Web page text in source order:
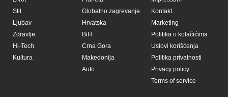
Stil
Ljubav
Zdravlje
Hi-Tech
Kultura
Globalno zagrevanje
Hrvatska
BiH
Crna Gora
Makedonija
Auto
Kontakt
Marketing
Politika o kolačićima
Uslovi korišćenja
Politika privatnosti
Privacy policy
Terms of service